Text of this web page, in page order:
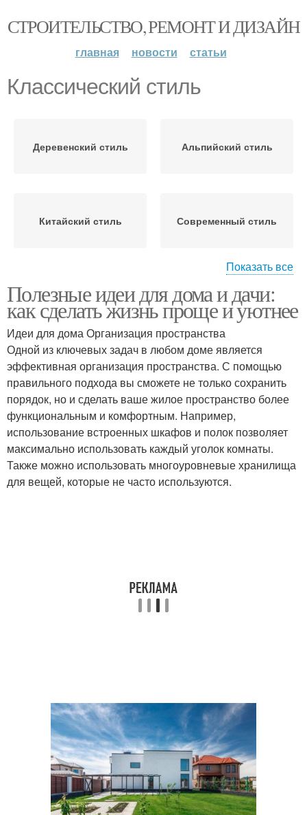
СТРОИТЕЛЬСТВО, РЕМОНТ И ДИЗАЙН
главная новости статьи
Классический стиль
Деревенский стиль Альпийский стиль
Китайский стиль Современный стиль
Современные стили Неоклассический стиль
Французский стиль Лайм в разных стилях
Спальни в современном
стиле
Популярные стили
Показать все
Полезные идеи для дома и дачи:
как сделать жизнь проще и уютнее
Идеи для дома Организация пространства
Одной из ключевых задач в любом доме является
эффективная организация пространства. С помощью
правильного подхода вы сможете не только сохранить
порядок, но и сделать ваше жилое пространство более
функциональным и комфортным. Например,
использование встроенных шкафов и полок позволяет
максимально использовать каждый уголок комнаты.
Также можно использовать многоуровневые хранилища
для вещей, которые не часто используются.